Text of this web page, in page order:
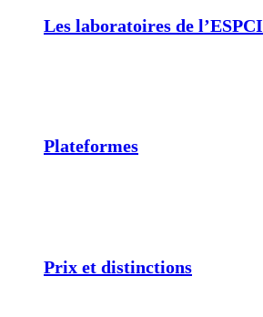
Les laboratoires de l’ESPCI
Plateformes
Prix et distinctions